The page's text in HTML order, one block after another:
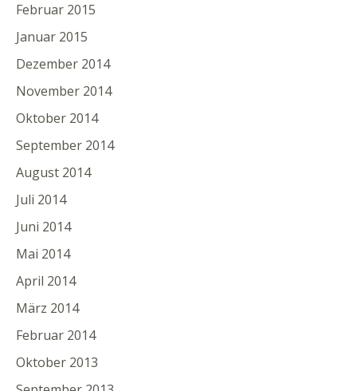
Februar 2015
Januar 2015
Dezember 2014
November 2014
Oktober 2014
September 2014
August 2014
Juli 2014
Juni 2014
Mai 2014
April 2014
März 2014
Februar 2014
Oktober 2013